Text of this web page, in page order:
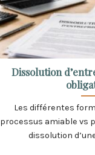
Dissolution
Les différentes
processus amiable vs
dissolution